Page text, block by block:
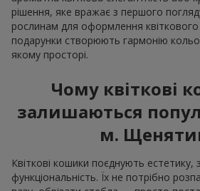
рішення, яке вражає з першого
рослинам для оформлення квіткового
подарунки створюють гармонію
якому просторі.
Чому квіткові
залишаються
м.
Квіткові кошики поєднують естетику,
функціональність. Їх не потрібно